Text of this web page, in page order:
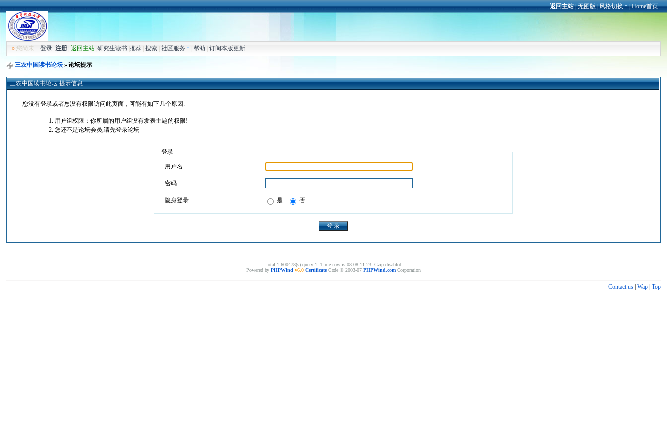
返回主站|无图版|风格切换 |Home首页
» 您尚未登录 注册 |返回主站 |研究生读书 |推荐 |搜索 |社区服务 |帮助 |订阅本版更新
三农中国读书论坛» 论坛提示
三农中国读书论坛 提示信息
您没有登录或者您没有权限访问此页面，可能有如下几个原因:
用户组权限：你所属的用户组没有发表主题的权限!
您还不是论坛会员,请先登录论坛
登录
用户名
密码
隐身登录 是 否
Total 1.600478(s) query 1, Time now is:08-08 11:23, Gzip disabled
Powered by PHPWind v6.0 CertificateCode © 2003-07 PHPWind.com Corporation
Contact us| Wap| Top